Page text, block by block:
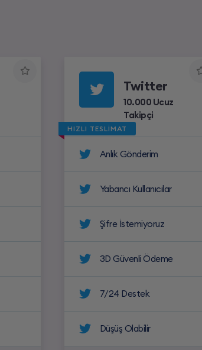
Twitter
10.000 Ucuz
Takipçi
HIZLI TESLİMAT
Anlık Gönderim
Yabancı Kullanıcılar
Şifre İstemiyoruz
3D Güvenli Ödeme
7/24 Destek
Düşüş Olabilir